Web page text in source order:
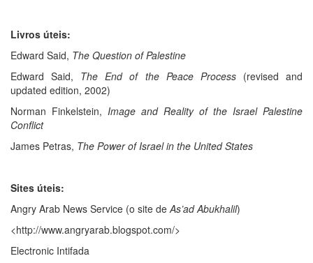
Livros úteis:
Edward Said, The Question of Palestine
Edward Said, The End of the Peace Process(revised and
updated edition, 2002)
Norman Finkelstein, Image and Reality of the Israel Palestine
Conflict
James Petras, The Power of Israel in the United States
Sites úteis:
Angry Arab News Service (o site de As’ad Abukhalil)
<http://www.angryarab.blogspot.com/>
Electronic Intifada